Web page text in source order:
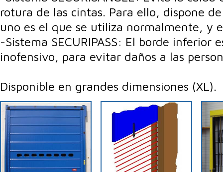
rotura de las cintas. Para ello, dispone
uno es el que se utiliza normalmente, y
-Sistema SECURIPASS: El borde inferior
inofensivo, para evitar daños a las
Disponible en grandes dimensiones (XL).